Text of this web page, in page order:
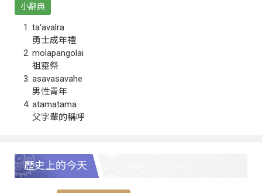
小辭典
ta‘avalra
勇士成年禮
molapangolai
祖靈祭
asavasavahe
男性青年
atamatama
父字輩的稱呼
歷史上的今天